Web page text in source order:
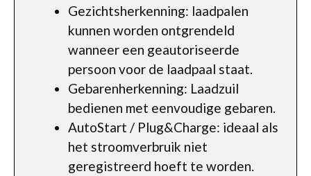
Gezichtsherkenning: laadpalen
kunnen worden ontgrendeld
wanneer een geautoriseerde
persoon voor de laadpaal staat.
Gebarenherkenning: Laadzuil
bedienen met eenvoudige gebaren.
AutoStart / Plug&Charge: ideaal als
het stroomverbruik niet
geregistreerd hoeft te worden.